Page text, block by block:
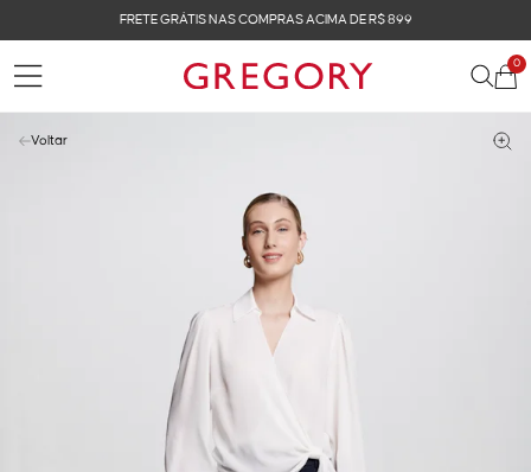
FRETE GRÁTIS NAS COMPRAS ACIMA DE R$ 899
0
Voltar